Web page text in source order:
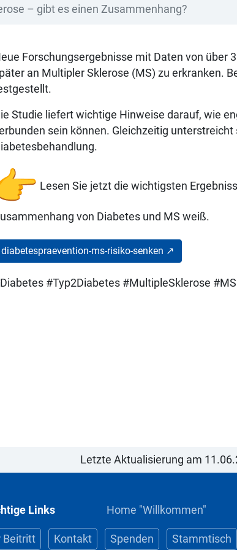
– gibt es einen Zusammenhang?
Forschungsergebnisse mit Daten von über
an Multipler Sklerose (MS) zu erkranken.
Studie liefert wichtige Hinweise darauf, wie
sein können. Gleichzeitig
Lesen Sie jetzt die wichtigsten
von Diabetes und MS weiß.
diabetespraevention-ms-risiko-senken ↗
#Typ2Diabetes #MultipleSklerose
Letzte Aktualisierung am
Links Home "Willkommen"
Beitritt Kontakt Spenden Stammtisch